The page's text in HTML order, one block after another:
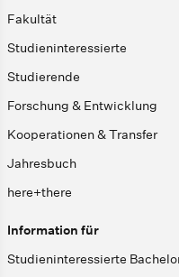
Fakultät
Studieninteressierte
Studierende
Forschung & Entwicklung
Kooperationen & Transfer
Jahresbuch
here+there
Information für
Studieninteressierte